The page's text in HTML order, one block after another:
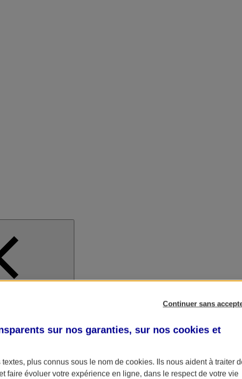
Continuer sans
sur nos garanties, sur nos cookies et
plus connus sous le nom de cookies. Ils nous aident à traiter
faire évoluer votre expérience en ligne, dans le respect de votre vie